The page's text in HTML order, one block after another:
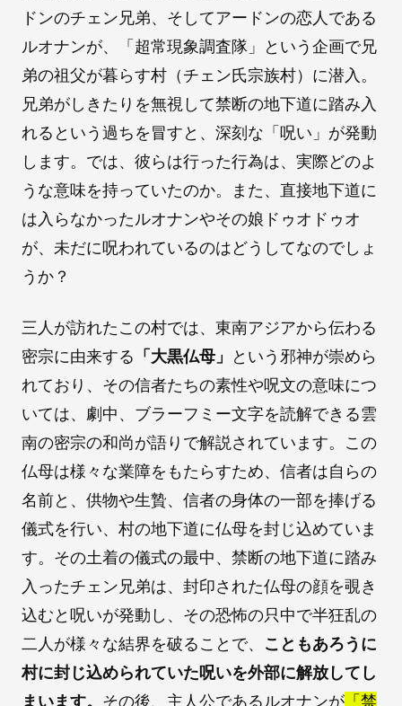
ドンのチェン兄弟、そしてアードンの恋人である
ルオナンが、「超常現象調査隊」という企画で兄
弟の祖父が暮らす村（チェン氏宗族村）に潜入。
兄弟がしきたりを無視して禁断の地下道に踏み入
れるという過ちを冒すと、深刻な「呪い」が発動
します。では、彼らは行った行為は、実際どのよ
うな意味を持っていたのか。また、直接地下道に
は入らなかったルオナンやその娘ドゥオドゥオ
が、未だに呪われているのはどうしてなのでしょ
うか？
三人が訪れたこの村では、東南アジアから伝わる
密宗に由来する 「大黒仏母」
という邪神が崇めら
れており、その信者たちの素性や呪文の意味につ
いては、劇中、ブラーフミー文字を読解できる雲
南の密宗の和尚が語りで解説されています。この
仏母は様々な業障をもたらすため、信者は自らの
名前と、供物や生贄、信者の身体の一部を捧げる
儀式を行い、村の地下道に仏母を封じ込めていま
す。その土着の儀式の最中、禁断の地下道に踏み
入ったチェン兄弟は、封印された仏母の顔を覗き
込むと呪いが発動し、その恐怖の只中で半狂乱の
二人が様々な結界を破ることで、 こともあろうに
村に封じ込められていた呪いを外部に解放してし
まいます。 その後、主人公であるルオナンが 「禁